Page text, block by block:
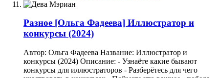
Разное [Ольга Фадеева] Иллюстратор и
конкурсы (2024)
Автор: Ольга Фадеева Название: Иллюстратор и
конкурсы (2024) Описание: - Узнаёте какие бывают
конкурсы для иллюстраторов - Разберётесь для чего